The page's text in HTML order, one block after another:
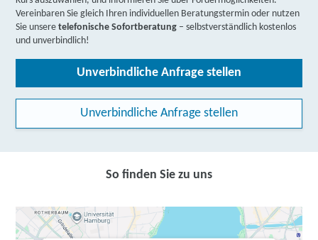
Vereinbaren Sie gleich Ihren individuellen Beratungstermin oder nutzen
Sie unseretelefonische Sofortberatung – selbstverständlich kostenlos
und unverbindlich!
Unverbindliche Anfrage stellen
Unverbindliche Anfrage stellen
So finden Sie zu uns